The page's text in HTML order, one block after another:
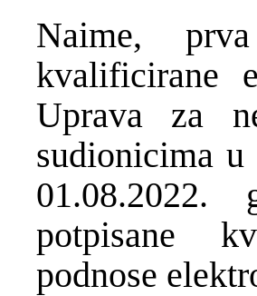
Naime,
kvalificirane
Uprava za
sudionicima
potpisane
podnose